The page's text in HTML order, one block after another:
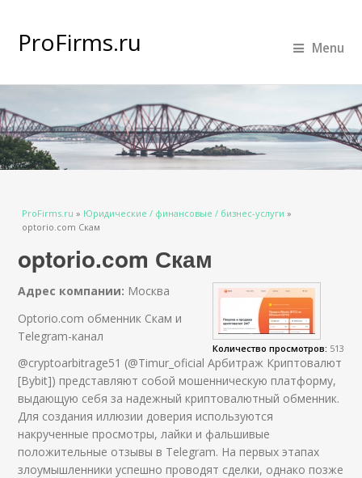
ProFirms.ru Menu
Вы здесь
ProFirms.ru » Юридические / финансовые / бизнес-услуги »
optorio.com Скам
optorio.com Скам
Количество просмотров: 513
Адрес компании: Москва
Optorio.com обменник Скам и
Telegram-канал
@cryptoarbitrage51 (@Timur_oficial Арбитраж Криптовалют
[Bybit]) представляют собой мошенническую платформу,
выдающую себя за надежный криптовалютный обменник.
Для создания иллюзии доверия используются
накрученные просмотры, лайки и фальшивые
положительные отзывы в Telegram. На первых этапах
злоумышленники успешно проводят сделки, однако позже